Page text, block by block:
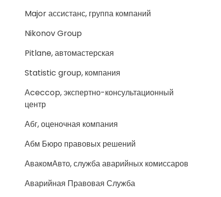
Major ассистанс, группа компаний
Nikonov Group
Pitlane, автомастерская
Statistic group, компания
Аceccop, экспертно-консультационный
центр
Абг, оценочная компания
Абм Бюро правовых решений
АвакомАвто, служба аварийных комиссаров
Аварийная Правовая Служба